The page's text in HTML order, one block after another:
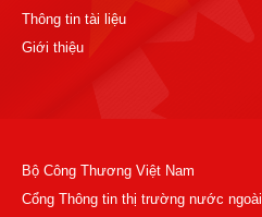
Thông tin tài liệu
Giới thiệu
Bộ Công Thương Việt Nam
Cổng Thông tin thị trường nước ngoài